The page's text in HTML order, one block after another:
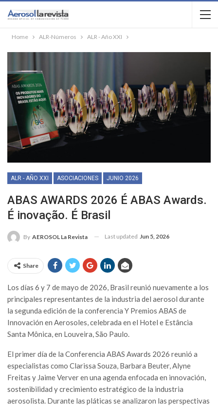
Home ALR-Números ALR - Año XXI
ALR - AÑO XXI ASOCIACIONES JUNIO 2026
ABAS AWARDS 2026 É ABAS Awards.
É inovação. É Brasil
By AEROSOL La Revista Last updated Jun 5, 2026
Share
Los días 6 y 7 de mayo de 2026, Brasil reunió nuevamente a los
principales representantes de la industria del aerosol durante
la segunda edición de la conferencia Y Premios ABAS de
Innovación en Aerosoles, celebrada en el Hotel e Estância
Santa Mônica, en Louveira, São Paulo.
El primer día de la Conferencia ABAS Awards 2026 reunió a
especialistas como Clarissa Souza, Barbara Beuter, Alyne
Freitas y Jaime Verver en una agenda enfocada en innovación,
sostenibilidad y crecimiento estratégico de la industria
aerosolista. Durante las pláticas se analizaron las perspectivas